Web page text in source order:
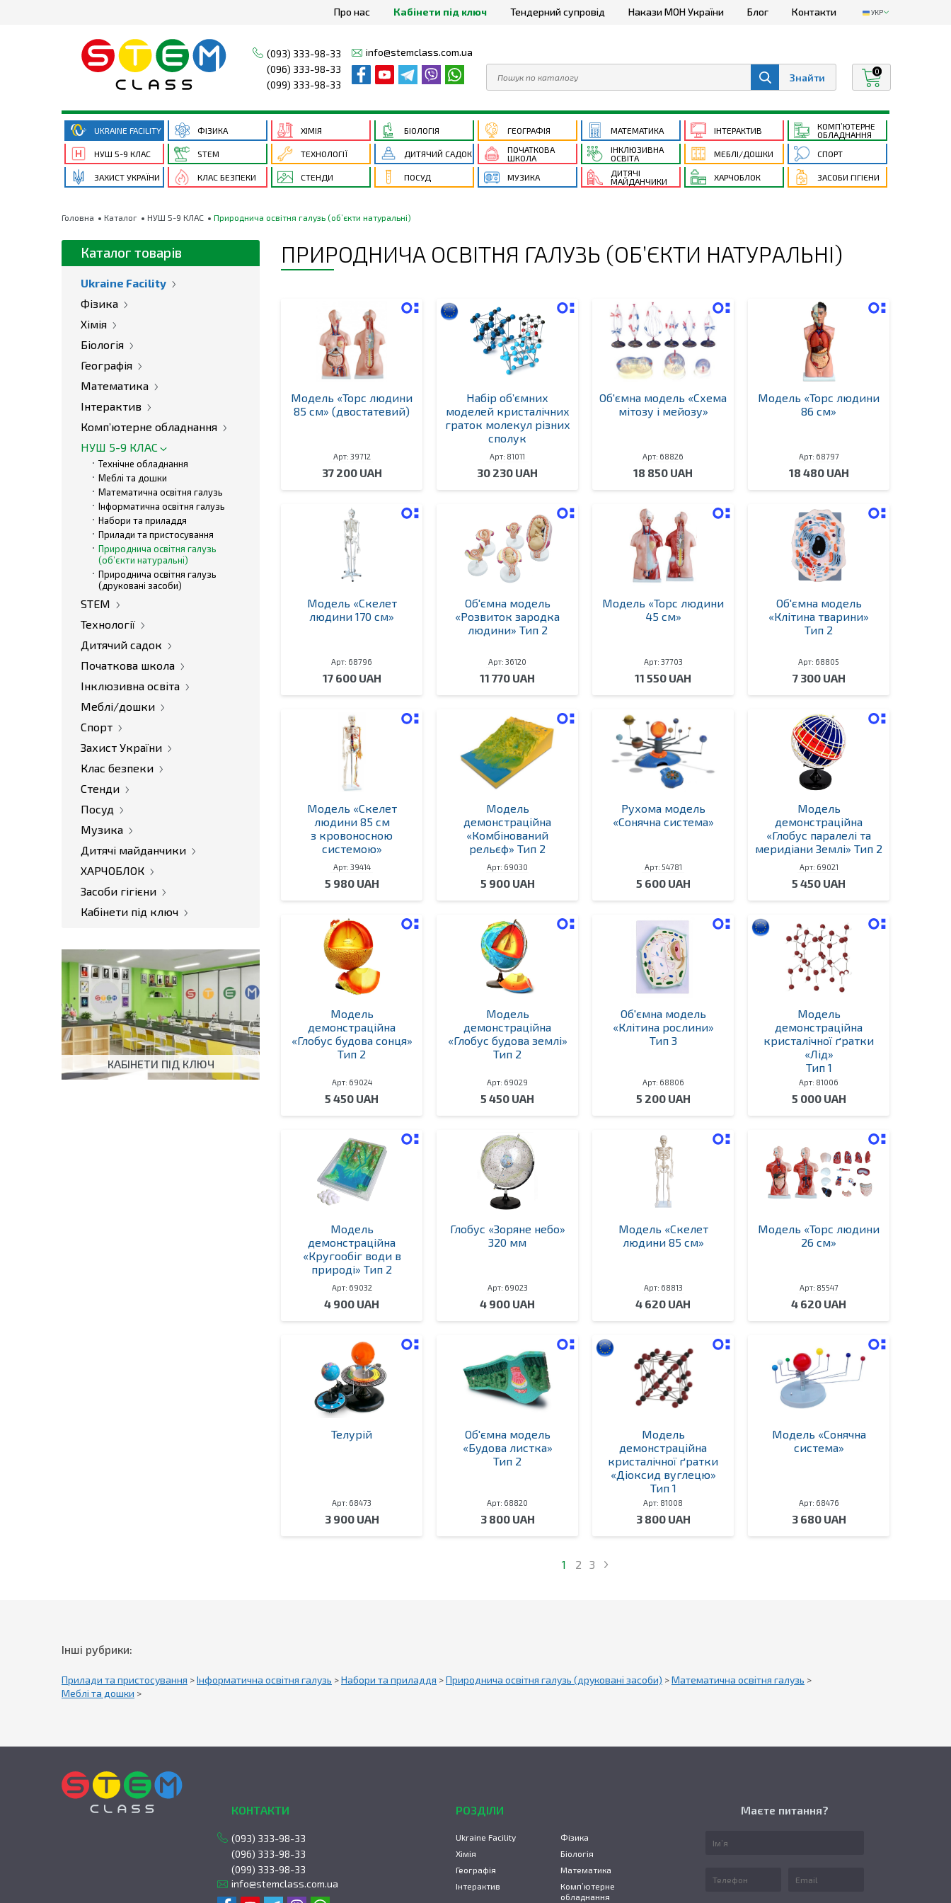
Про нас Кабінети під ключ Тендерний супровід Накази МОН України Блог Контакти УКР
(093) 333-98-33
(096) 333-98-33
(099) 333-98-33
info@stemclass.com.ua
0
UKRAINE FACILITY ФІЗИКА ХІМІЯ БІОЛОГІЯ ГЕОГРАФІЯ МАТЕМАТИКА ІНТЕРАКТИВ
КОМП’ЮТЕРНЕ
ОБЛАДНАННЯ
НУШ 5-9 КЛАС
STEM ТЕХНОЛОГІЇ ДИТЯЧИЙ САДОК
ПОЧАТКОВА
ШКОЛА
ІНКЛЮЗИВНА
ОСВІТА
МЕБЛІ/ДОШКИ СПОРТ
ЗАХИСТ УКРАЇНИ КЛАС БЕЗПЕКИ СТЕНДИ ПОСУД МУЗИКА
ДИТЯЧІ
МАЙДАНЧИКИ
ХАРЧОБЛОК ЗАСОБИ ГІГІЄНИ
Головна Каталог НУШ 5-9 КЛАС Природнича освітня галузь (об’єкти натуральні)
Каталог товарів
Ukraine Facility
Фізика
Хімія
Біологія
Географія
Математика
Інтерактив
Комп’ютерне обладнання
НУШ 5-9 КЛАС
Технічне обладнання
Меблі та дошки
Математична освітня галузь
Інформатична освітня галузь
Набори та приладдя
Прилади та пристосування
Природнича освітня галузь
(об’єкти натуральні)
Природнича освітня галузь
(друковані засоби)
STEM
Технології
Дитячий садок
Початкова школа
Інклюзивна освіта
Меблі/дошки
Спорт
Захист України
Клас безпеки
Стенди
Посуд
Музика
Дитячі майданчики
ХАРЧОБЛОК
Засоби гігієни
Кабінети під ключ
КАБІНЕТИ ПІД КЛЮЧ
ПРИРОДНИЧА ОСВІТНЯ ГАЛУЗЬ (ОБ’ЄКТИ НАТУРАЛЬНІ)
Модель «Торс людини
85 см» (двостатевий)
Арт: 39712
37 200 UAH
Набір об’ємних
моделей кристалічних
граток молекул різних
сполук
Арт: 81011
30 230 UAH
Об'ємна модель «Схема
мітозу і мейозу»
Арт: 68826
18 850 UAH
Модель «Торс людини
86 см»
Арт: 68797
18 480 UAH
Модель «Скелет
людини 170 см»
Арт: 68796
17 600 UAH
Об'ємна модель
«Розвиток зародка
людини» Тип 2
Арт: 36120
11 770 UAH
Модель «Торс людини
45 см»
Арт: 37703
11 550 UAH
Об'ємна модель
«Клітина тварини»
Тип 2
Арт: 68805
7 300 UAH
Модель «Скелет
людини 85 см
з кровоносною
системою»
Арт: 39414
5 980 UAH
Модель
демонстраційна
«Комбінований
рельєф» Тип 2
Арт: 69030
5 900 UAH
Рухома модель
«Сонячна система»
Арт: 54781
5 600 UAH
Модель
демонстраційна
«Глобус паралелі та
меридіани Землі» Тип 2
Арт: 69021
5 450 UAH
Модель
демонстраційна
«Глобус будова сонця»
Тип 2
Арт: 69024
5 450 UAH
Модель
демонстраційна
«Глобус будова землі»
Тип 2
Арт: 69029
5 450 UAH
Об'ємна модель
«Клітина рослини»
Тип 3
Арт: 68806
5 200 UAH
Модель
демонстраційна
кристалічної ґратки
«Лід»
Тип 1
Арт: 81006
5 000 UAH
Модель
демонстраційна
«Кругообіг води в
природі» Тип 2
Арт: 69032
4 900 UAH
Глобус «Зоряне небо»
320 мм
Арт: 69023
4 900 UAH
Модель «Скелет
людини 85 см»
Арт: 68813
4 620 UAH
Модель «Торс людини
26 см»
Арт: 85547
4 620 UAH
Телурій
Арт: 68473
3 900 UAH
Об'ємна модель
«Будова листка»
Тип 2
Арт: 68820
3 800 UAH
Модель
демонстраційна
кристалічної ґратки
«Діоксид вуглецю»
Тип 1
Арт: 81008
3 800 UAH
Модель «Сонячна
система»
Арт: 68476
3 680 UAH
1 2 3
Інші рубрики:
Прилади та пристосування >Інформатична освітня галузь >Набори та приладдя >Природнича освітня галузь (друковані засоби) >Математична освітня галузь >
Меблі та дошки >
КОНТАКТИ
(093) 333-98-33
(096) 333-98-33
(099) 333-98-33
info@stemclass.com.ua
РОЗДІЛИ
Ukraine Facility
Фізика
Хімія
Біологія
Географія
Математика
Інтерактив
Комп’ютерне
обладнання
Маєте питання?